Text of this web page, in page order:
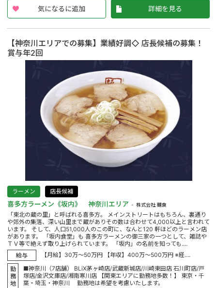
気になるに追加 詳細を見る
【神奈川エリアでの募集】業績好調◇ 店長候補の募集！
賞与年2回
ラーメン 店長候補
喜多方ラーメン《坂内》 神奈川エリア 株式会社 麺食
「東北の蔵の里」と呼ばれる喜多方。 メインストリートはもちろん、裏通り
や郊外の集落、深い山里まで蔵がありその数は合わせて4,000以上と言われて
います。 そして、人口51,000人のこの町に、なんと120 軒ほどのラーメン店
があります。 「坂内食堂」も 喜多方ラーメンの御三家の一つとして、雑誌や
ＴＶ等で絶えず取り上げられています。 「坂内」の名前を知っても....
給与
【月給】30万～50万円 【年収】400万～500万円 ※経....
勤
務
地
■神奈川（7店舗） BLiX茅ヶ崎店/武蔵新城店/川崎東田店 石川町店/戸
塚店/金沢文庫店/湘南寒川店 【関東エリアに勤務地多数！】 東京・千
葉・埼玉・神奈川 勤務地は希望を考慮いたします。